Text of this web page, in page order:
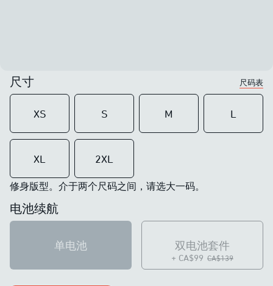
尺寸 尺码表
XS S M L
XL 2XL
修身版型。介于两个尺码之间，请选大一码。
电池续航
单电池 双电池套件
+ CA$99 CA$139